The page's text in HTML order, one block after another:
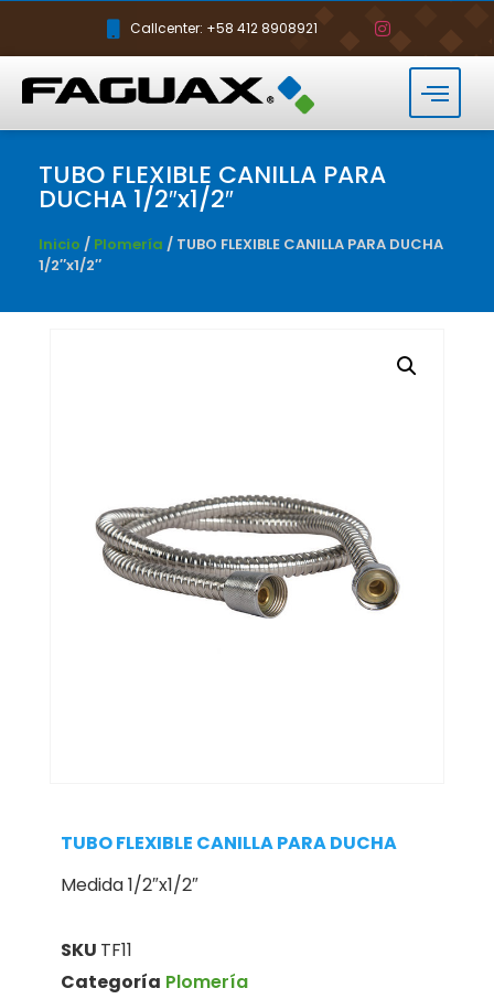
Callcenter: +58 412 8908921
TUBO FLEXIBLE CANILLA PARA
DUCHA 1/2″x1/2″
Inicio / Plomería / TUBO FLEXIBLE CANILLA PARA DUCHA
1/2″x1/2″
TUBO FLEXIBLE CANILLA PARA DUCHA
Medida 1/2″x1/2″
SKU TF11
Categoría Plomería